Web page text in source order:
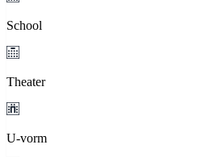
School
Theater
U-vorm